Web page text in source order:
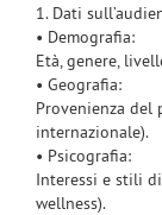
1. Dati
• Demografia:
Età, genere,
• Geografia:
Provenienza del
internazionale).
• Psicografia:
Interessi e stili
wellness).